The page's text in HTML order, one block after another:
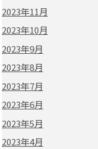
2023年11月
2023年10月
2023年9月
2023年8月
2023年7月
2023年6月
2023年5月
2023年4月